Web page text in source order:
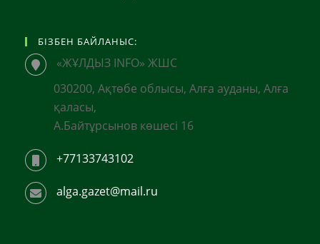
БІЗБЕН БАЙЛАНЫС:
«ЖҰЛДЫЗ INFO» ЖШС
030200, Ақтөбе облысы, Алға ауданы, Алға
қаласы,
А.Байтұрсынов көшесі 16
+77133743102
alga.gazet@mail.ru